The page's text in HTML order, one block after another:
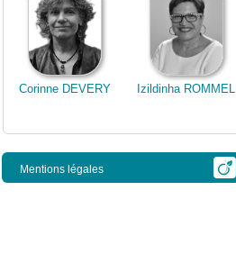
Corinne DEVERY Izildinha ROMMEL
Mentions légales